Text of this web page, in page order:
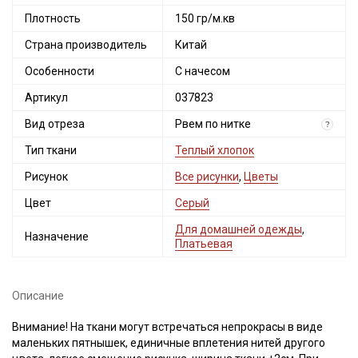
Плотность 150 гр/м.кв
Страна производитель Китай
Особенности С начесом
Артикул 037823
Вид отреза Рвем по нитке ?
Тип ткани Теплый хлопок
Рисунок Все рисунки, Цветы
Цвет Серый
Назначение
Для домашней одежды,
Платьевая
Описание
Внимание! На ткани могут встречаться непрокрасы в виде
маленьких пятнышек, единичные вплетения нитей другого